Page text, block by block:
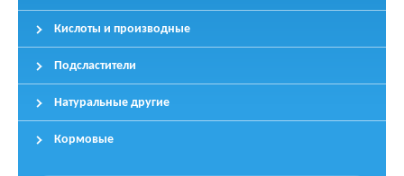
Кислоты и производные
Подсластители
Натуральные другие
Кормовые